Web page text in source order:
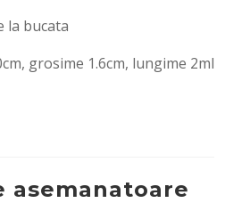
la bucata
grosime 1.6cm, lungime 2ml
asemanatoare